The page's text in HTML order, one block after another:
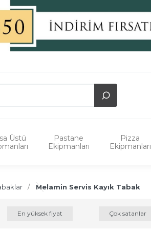
Üstü
Pastane
Ekipmanları
Pizza
Ekipmanları
Melamin Servis Kayık Tabak
En yüksek fiyat Çok satanlar